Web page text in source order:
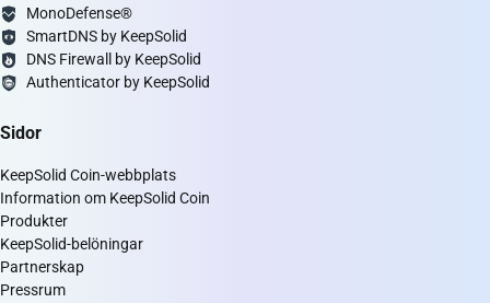
MonoDefense®
SmartDNS by KeepSolid
DNS Firewall by KeepSolid
Authenticator by KeepSolid
Sidor
KeepSolid Coin-webbplats
Information om KeepSolid Coin
Produkter
KeepSolid-belöningar
Partnerskap
Pressrum